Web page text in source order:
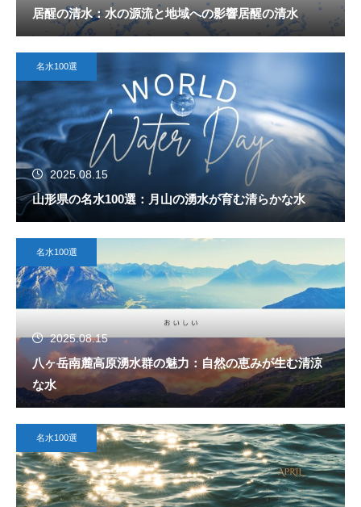
居醒の清水：水の源流と地域への影響居醒の清水
名水100選
2025.08.15
山形県の名水100選：月山の湧水が育む清らかな水
名水100選
2025.08.15
八ヶ岳南麓高原湧水群の魅力：自然の恵みが生む清涼
な水
名水100選